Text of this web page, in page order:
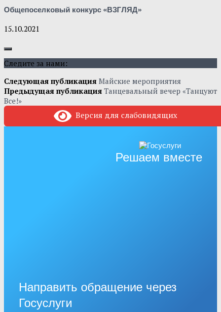
Общепоселковый конкурс «ВЗГЛЯД»
15.10.2021
Следите за нами:
Следующая публикация Майские мероприятия
Предыдущая публикация Танцевальный вечер «Танцуют
Все!»
Версия для слабовидящих
Решаем вместе
Направить обращение через
Госуслуги